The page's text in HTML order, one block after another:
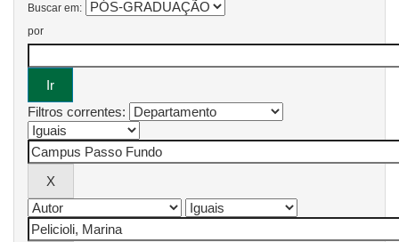
Buscar em:
por
Filtros correntes: